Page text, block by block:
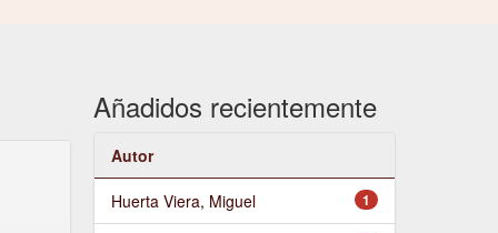
Añadidos recientemente
Autor
1
Huerta Viera, Miguel